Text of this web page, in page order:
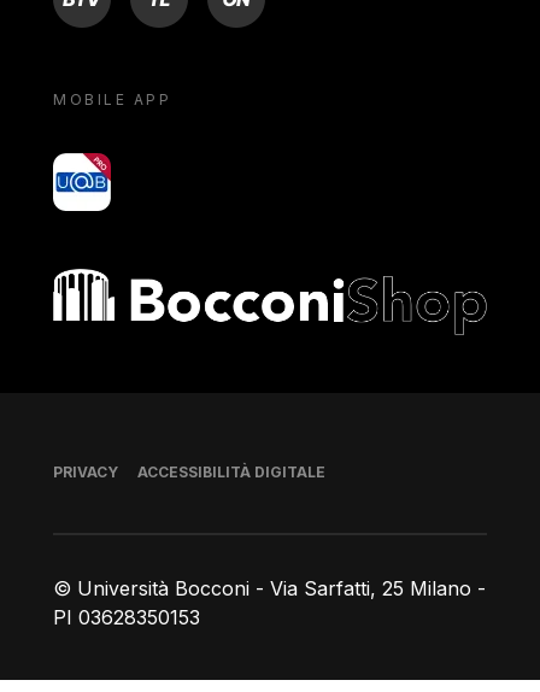
MOBILE APP
yoU@B
Bocconi shop
© Università Bocconi - Via Sarfatti, 25 Milano -
PI 03628350153
Piè di pagina
PRIVACY ACCESSIBILITÀ DIGITALE